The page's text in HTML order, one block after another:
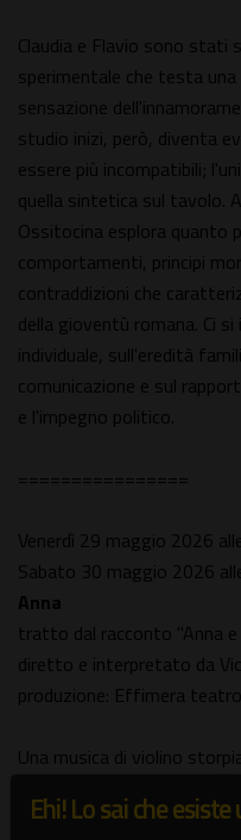
Claudia e Flavio sono stati
sperimentale che testa
sensazione
studio inizi, però, diventa
essere più incompatibili;
quella sintetica sul tavolo.
Ossitocina esplora quanto
comportamenti, principi
contraddizioni che
della gioventù romana. Ci
individuale, sull'eredità
comunicazione e sul
e l'impegno politico.
================
Venerdì 29 maggio 2026
Sabato 30 maggio 2026
Anna
tratto dal racconto "Anna
diretto e interpretato da
produzione: Effimera
Una musica di violino
fine, buio: nessuna
Ehi! Lo sai che